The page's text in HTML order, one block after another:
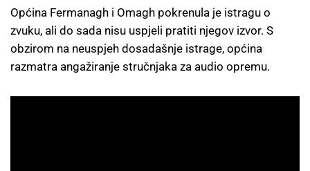
Općina Fermanagh i Omagh pokrenula je istragu o
zvuku, ali do sada nisu uspjeli pratiti njegov izvor. S
obzirom na neuspjeh dosadašnje istrage, općina
razmatra angažiranje stručnjaka za audio opremu.